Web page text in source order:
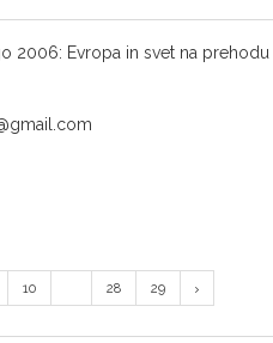
2006: Evropa in svet na
10 28 29